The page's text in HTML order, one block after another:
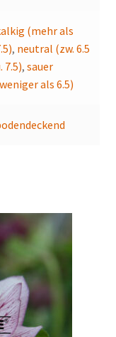
(mehr als
, neutral (zw. 6.5
7.5),sauer
als 6.5)